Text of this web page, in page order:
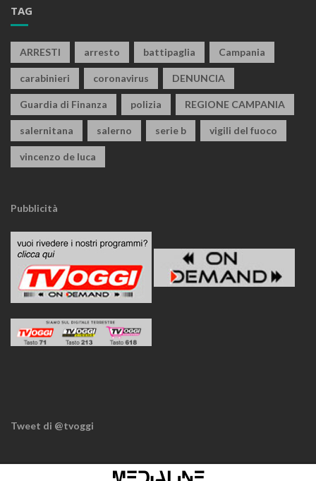
TAG
ARRESTI arresto battipaglia Campania
carabinieri coronavirus DENUNCIA
Guardia di Finanza polizia REGIONE CAMPANIA
salernitana salerno serie b vigili del fuoco
vincenzo de luca
Pubblicità
Tweet di @tvoggi